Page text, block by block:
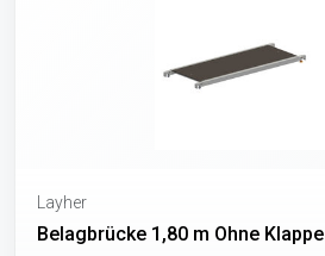
Layher
Belagbrücke 1,80 m Ohne Klappe